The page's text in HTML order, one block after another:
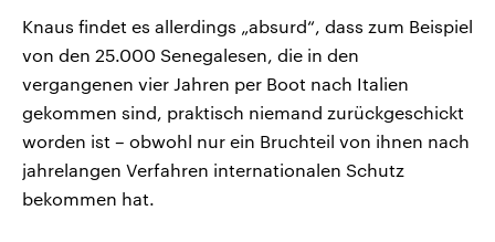
Knaus findet es allerdings „absurd“, dass zum Beispiel
von den 25.000 Senegalesen, die in den
vergangenen vier Jahren per Boot nach Italien
gekommen sind, praktisch niemand zurückgeschickt
worden ist – obwohl nur ein Bruchteil von ihnen nach
jahrelangen Verfahren internationalen Schutz
bekommen hat.